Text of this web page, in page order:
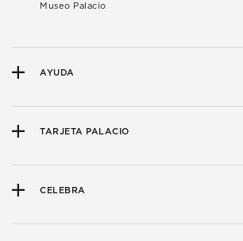
Museo Palacio
AYUDA
TARJETA PALACIO
CELEBRA